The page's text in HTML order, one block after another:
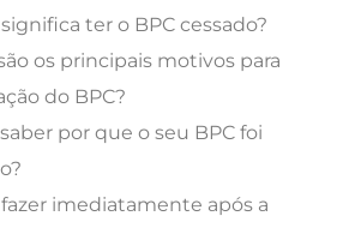
ter o BPC cessado?
os principais motivos para
do BPC?
por que o seu BPC foi
imediatamente após a